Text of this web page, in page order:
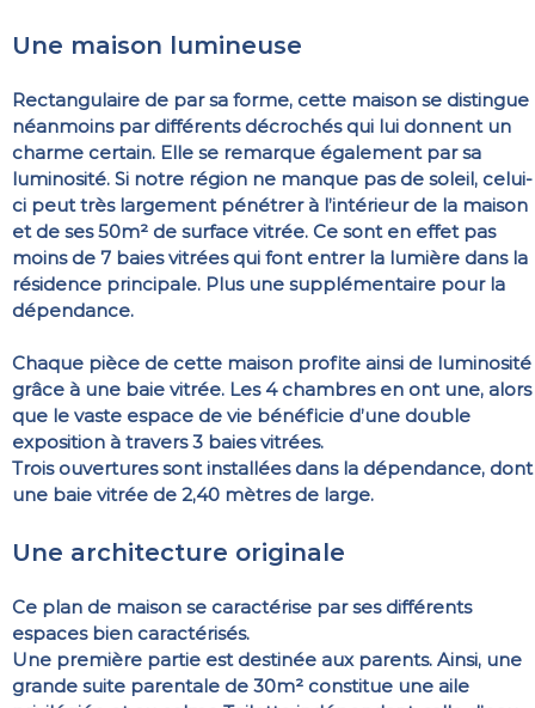
Une maison lumineuse
Rectangulaire de par sa forme, cette maison se distingue
néanmoins par différents décrochés qui lui donnent un
charme certain. Elle se remarque également par sa
luminosité. Si notre région ne manque pas de soleil, celui-
ci peut très largement pénétrer à l’intérieur de la maison
et de ses 50m² de surface vitrée. Ce sont en effet pas
moins de 7 baies vitrées qui font entrer la lumière dans la
résidence principale. Plus une supplémentaire pour la
dépendance.
Chaque pièce de cette maison profite ainsi de luminosité
grâce à une baie vitrée. Les 4 chambres en ont une, alors
que le vaste espace de vie bénéficie d’une double
exposition à travers 3 baies vitrées.
Trois ouvertures sont installées dans la dépendance, dont
une baie vitrée de 2,40 mètres de large.
Une architecture originale
Ce plan de maison se caractérise par ses différents
espaces bien caractérisés.
Une première partie est destinée aux parents. Ainsi, une
grande suite parentale de 30m² constitue une aile